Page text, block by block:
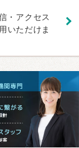
・アクセス
いただけま